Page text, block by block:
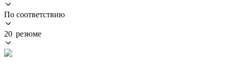
По соответствию
20 резюме